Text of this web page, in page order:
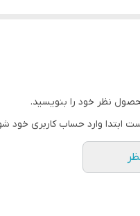
شیمیایی
نظر خود را بنویسید.
ابتدا وارد حساب کاربری خود